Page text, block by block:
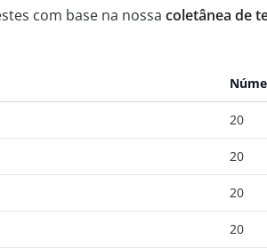
com base na nossa coletânea de
20
20
20
20